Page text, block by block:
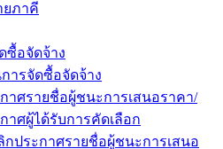
ยภาคี
ซื้อจัดจ้าง
ารจัดซื้อจัดจ้าง
าศรายชื่อผู้ชนะการเสนอราคา/
าศผู้ได้รับการคัดเลือก
กประกาศรายชื่อผู้ชนะการเสนอ